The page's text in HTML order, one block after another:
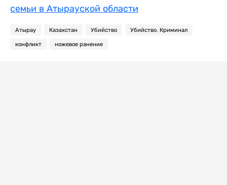
семьи в Атырауской области
Атырау Казахстан Убийство Убийство. Криминал
конфликт ножевое ранение